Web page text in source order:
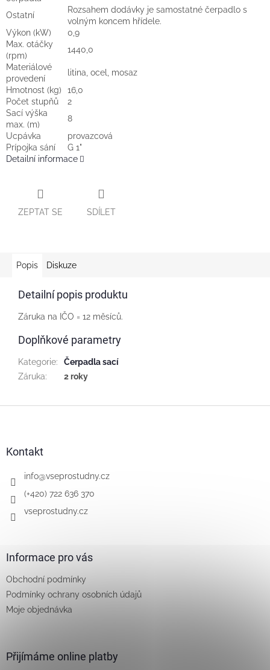
Ostatní
Rozsahem dodávky je samostatné čerpadlo s
volným koncem hřídele.
Výkon (kW)
0,9
Max. otáčky
(rpm)
1440,0
Materiálové
provedení
litina, ocel, mosaz
Hmotnost (kg)
16,0
Počet stupňů
2
Sací výška
max. (m)
8
Ucpávka
provazcová
Prípojka sání
G 1"
Detailní informace
ZEPTAT SE SDÍLET
Popis Diskuze
Detailní popis produktu
Záruka na IČO = 12 měsíců.
Doplňkové parametry
Kategorie:
Čerpadla sací
Záruka: 2 roky
Kontakt
info@vseprostudny.cz
(+420) 722 636 370
vseprostudny.cz
Informace pro vás
Obchodní podmínky
Podmínky ochrany osobních údajů
Moje objednávka
Přijímáme online platby